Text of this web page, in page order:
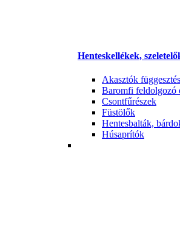
Henteskellékek,
Akasztók
Baromfi feldolgozó
Csontfűrészek
Füstölők
Hentesbalták,
Húsaprítók